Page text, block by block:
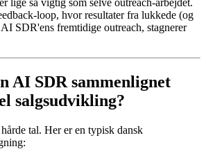
lige så vigtig som selve outreach-arbejdet.
loop, hvor resultater fra lukkede (og
SDR'ens fremtidige outreach, stagnerer
AI SDR sammenlignet
salgsudvikling?
tal. Her er en typisk dansk